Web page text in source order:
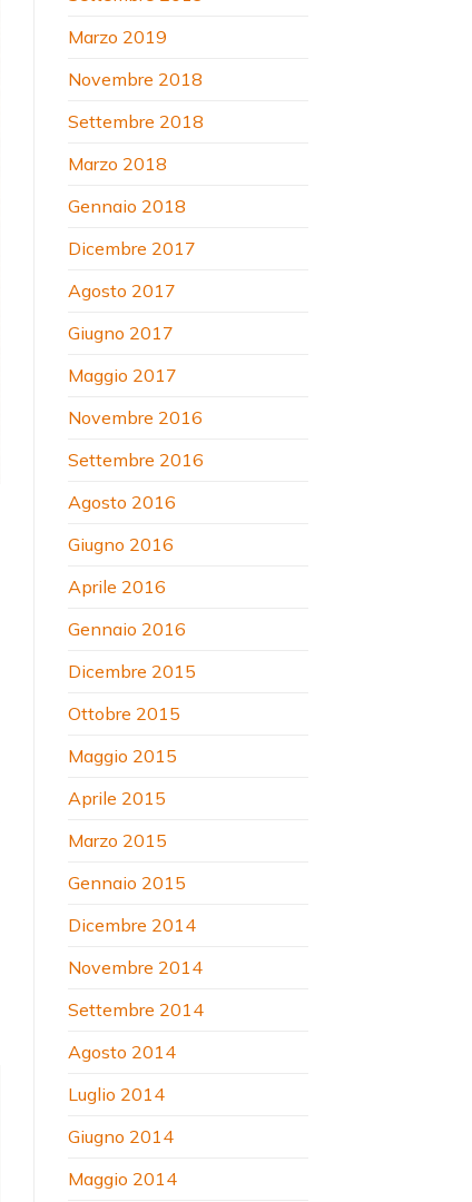
Marzo 2019
Novembre 2018
Settembre 2018
Marzo 2018
Gennaio 2018
Dicembre 2017
Agosto 2017
Giugno 2017
Maggio 2017
Novembre 2016
Settembre 2016
Agosto 2016
Giugno 2016
Aprile 2016
Gennaio 2016
Dicembre 2015
Ottobre 2015
Maggio 2015
Aprile 2015
Marzo 2015
Gennaio 2015
Dicembre 2014
Novembre 2014
Settembre 2014
Agosto 2014
Luglio 2014
Giugno 2014
Maggio 2014